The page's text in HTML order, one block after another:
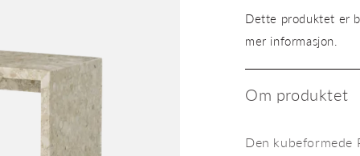
Bord
Plinth
Kunis
Breccia-
stein
Dette produktet er
mer informasjon.
Om produktet
Den